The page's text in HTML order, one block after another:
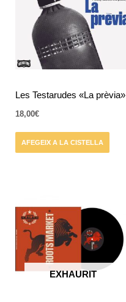
Les Testarudes «La prèvia»
18,00€
AFEGEIX A LA CISTELLA
EXHAURIT